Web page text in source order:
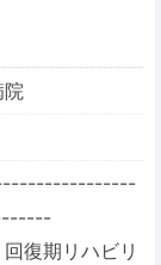
院
復期リハビリ